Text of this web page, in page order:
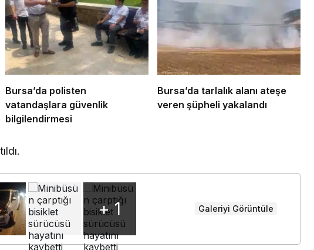
Bursa’da polisten
vatandaşlara güvenlik
bilgilendirmesi
Bursa’da tarlalık alanı ateşe
veren şüpheli yakalandı
+ 1 Galeriyi Görüntüle
kurtaran müdahale